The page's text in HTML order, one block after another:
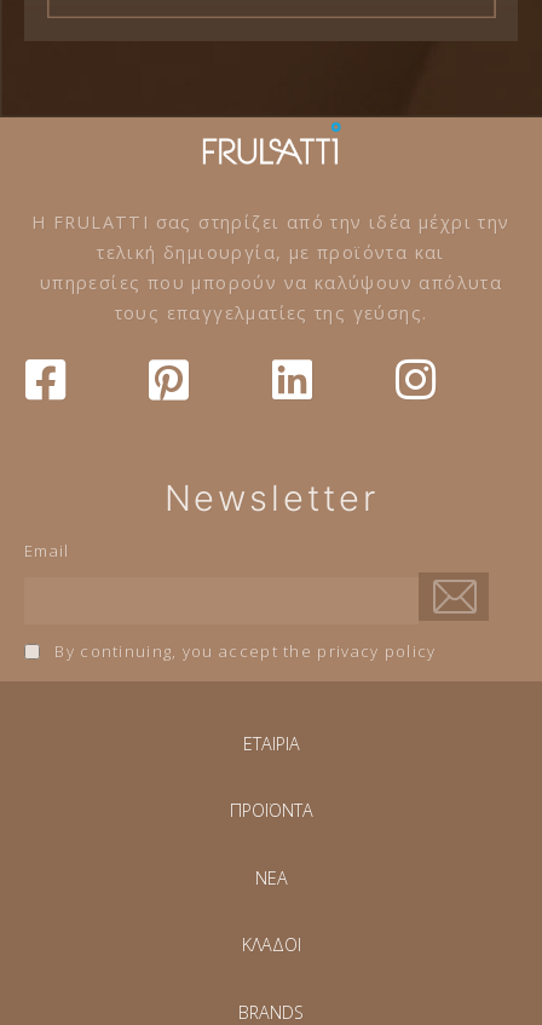
Η FRULATTI σας στηρίζει από την ιδέα μέχρι την
τελική δημιουργία, με προϊόντα και
υπηρεσίες που μπορούν να καλύψουν απόλυτα
τους επαγγελματίες της γεύσης.
Newsletter
Email
By continuing, you accept the privacy policy
ΕΤΑΙΡΙΑ
ΠΡΟΪΟΝΤΑ
NEA
ΚΛΑΔΟΙ
BRANDS